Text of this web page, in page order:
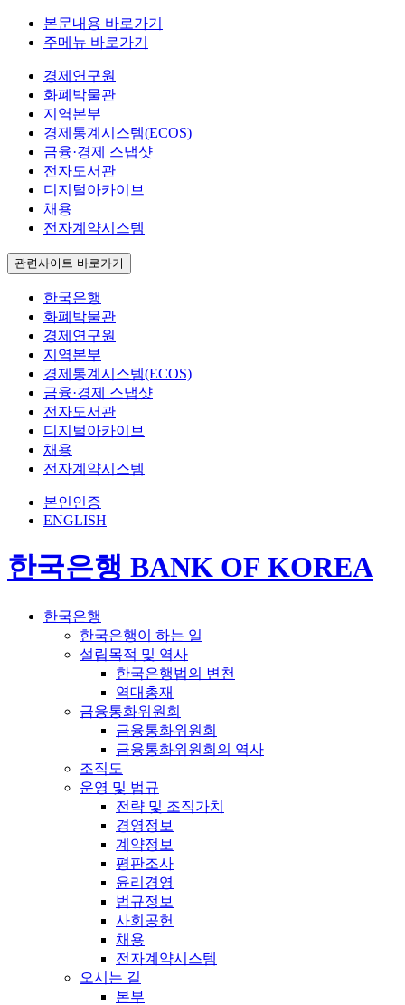
본문내용 바로가기
주메뉴 바로가기
경제연구원
화폐박물관
지역본부
경제통계시스템(ECOS)
금융·경제 스냅샷
전자도서관
디지털아카이브
채용
전자계약시스템
관련사이트 바로가기
한국은행
화폐박물관
경제연구원
지역본부
경제통계시스템(ECOS)
금융·경제 스냅샷
전자도서관
디지털아카이브
채용
전자계약시스템
본인인증
ENGLISH
한국은행 BANK OF KOREA
한국은행
한국은행이 하는 일
설립목적 및 역사
한국은행법의 변천
역대총재
금융통화위원회
금융통화위원회
금융통화위원회의 역사
조직도
운영 및 법규
전략 및 조직가치
경영정보
계약정보
평판조사
윤리경영
법규정보
사회공헌
채용
전자계약시스템
오시는 길
본부